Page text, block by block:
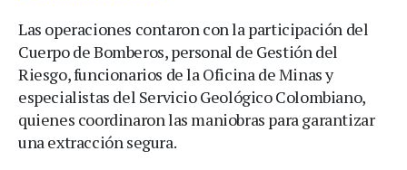
Las operaciones contaron con la participación del
Cuerpo de Bomberos, personal de Gestión del
Riesgo, funcionarios de la Oficina de Minas y
especialistas del Servicio Geológico Colombiano,
quienes coordinaron las maniobras para garantizar
una extracción segura.